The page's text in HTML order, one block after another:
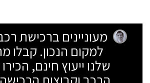
מעוניינים ברכישת
למקום הנכון. קבלו
שלנו ייעוץ חינם,